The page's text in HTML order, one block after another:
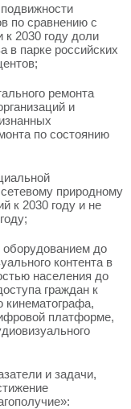
по сравнению с
к 2030 году доли
в парке российских
ремонта
и
по состоянию
природному
к 2030 году и не
до
контента в
населения до
граждан к
кинематографа,
платформе,
и задачи,